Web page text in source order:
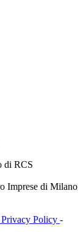
di RCS
Imprese di Milano
Policy -